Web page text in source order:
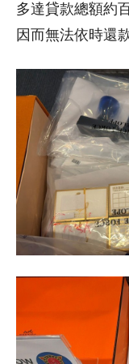
多達貸款總額約
因而無法依時還款